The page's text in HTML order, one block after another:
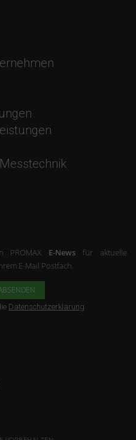
PROMAX E-News für aktuelle
E-Mail Postfach.
Datenschutzerklärung